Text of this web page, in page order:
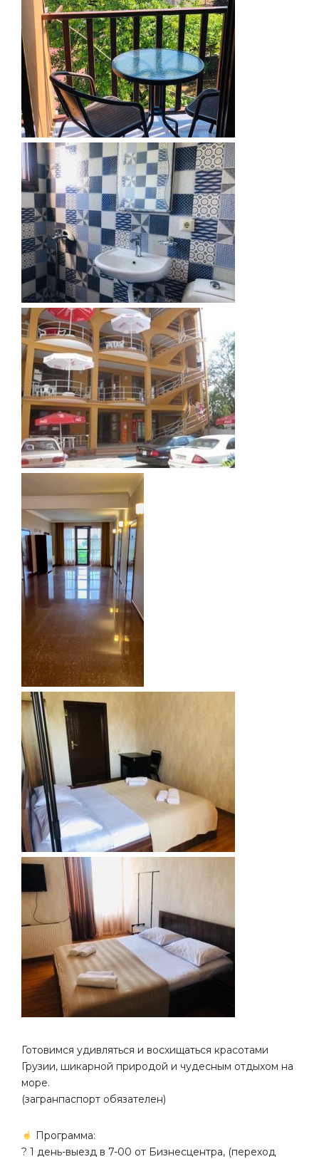
Готовимся удивляться и восхищаться красотами
Грузии, шикарной природой и чудесным отдыхом на
море.
(загранпаспорт обязателен)
Программа:
? 1 день-выезд в 7-00 от Бизнесцентра, (переход